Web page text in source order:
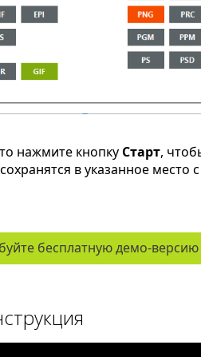
нажмите кнопку Старт,
в указанное
бесплатную демо-версию